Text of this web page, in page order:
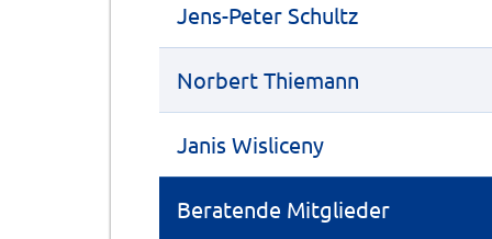
Jens-Peter Schultz
Norbert Thiemann
Janis Wisliceny
Beratende Mitglieder